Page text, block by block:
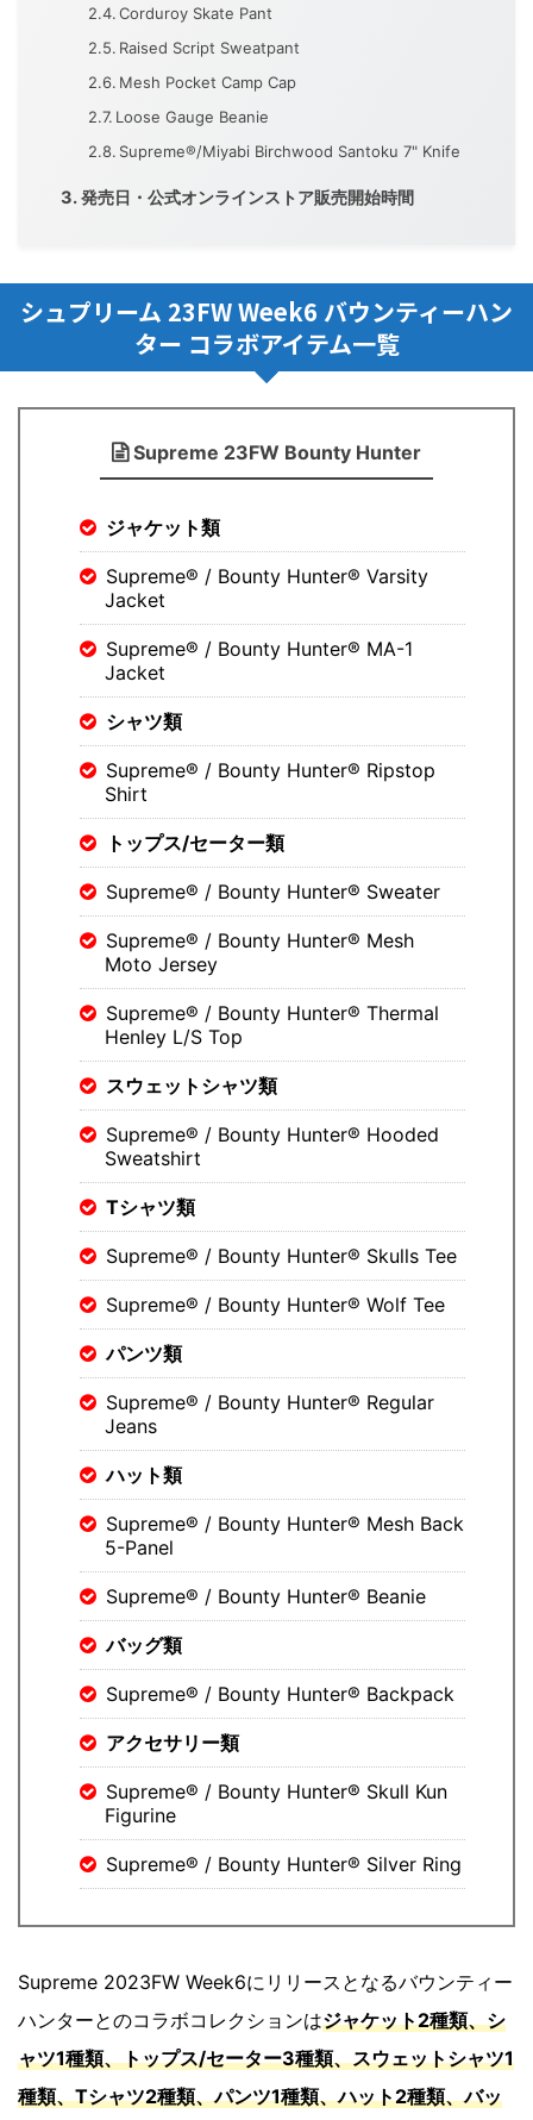
Corduroy Skate Pant
Raised Script Sweatpant
Mesh Pocket Camp Cap
Loose Gauge Beanie
Supreme®/Miyabi Birchwood Santoku 7" Knife
発売日・公式オンラインストア販売開始時間
シュプリーム 23FW Week6 バウンティーハン
ター コラボアイテム一覧
Supreme 23FW Bounty Hunter
ジャケット類
Supreme® / Bounty Hunter® Varsity
Jacket
Supreme® / Bounty Hunter® MA-1
Jacket
シャツ類
Supreme® / Bounty Hunter® Ripstop
Shirt
トップス/セーター類
Supreme® / Bounty Hunter® Sweater
Supreme® / Bounty Hunter® Mesh
Moto Jersey
Supreme® / Bounty Hunter® Thermal
Henley L/S Top
スウェットシャツ類
Supreme® / Bounty Hunter® Hooded
Sweatshirt
Tシャツ類
Supreme® / Bounty Hunter® Skulls Tee
Supreme® / Bounty Hunter® Wolf Tee
パンツ類
Supreme® / Bounty Hunter® Regular
Jeans
ハット類
Supreme® / Bounty Hunter® Mesh Back
5-Panel
Supreme® / Bounty Hunter® Beanie
バッグ類
Supreme® / Bounty Hunter® Backpack
アクセサリー類
Supreme® / Bounty Hunter® Skull Kun
Figurine
Supreme® / Bounty Hunter® Silver Ring
Supreme 2023FW Week6にリリースとなるバウンティー
ハンターとのコラボコレクションはジャケット2種類、シ
ャツ1種類、トップス/セーター3種類、スウェットシャツ1
種類、Tシャツ2種類、パンツ1種類、ハット2種類、バッ